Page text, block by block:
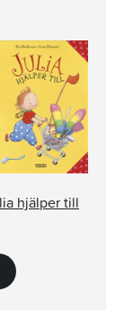
hjälper till